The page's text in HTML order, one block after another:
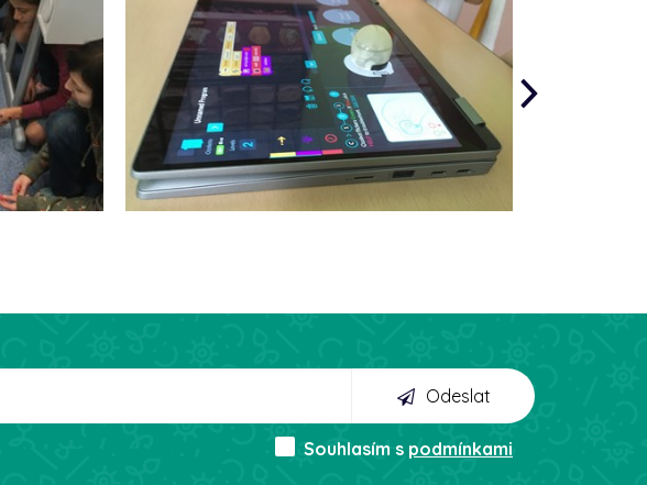
Odeslat
Souhlasím s podmínkami